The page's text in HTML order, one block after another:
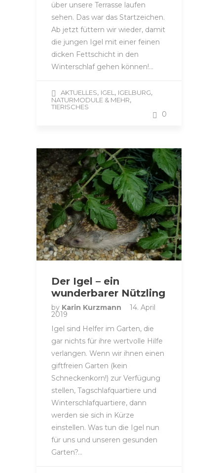
über unsere Terrasse laufen
sehen. Das war das Startzeichen.
Ab jetzt füttern wir wieder, damit
die jungen Igel mit einer feinen
dicken Fettschicht in den
Winterschlaf gehen können!…
AKTUELLES, IGEL, IGELBURG,
NATURMODULE & MEHR,
TIERISCHES
0
Der Igel – ein
wunderbarer Nützling
by Karin Kurzmann 14. April
2019
Igel sind Helfer im Garten, die
gar nichts für ihre wertvolle Hilfe
verlangen. Wenn wir ihnen einen
giftfreien Garten (kein
Schneckenkorn!) zur Verfügung
stellen, Tagschlafquartiere und
Winterschlafquartiere, dann
werden sie sich in Kürze
einstellen. Was tun die Igel nun
für uns und unseren gesunden
Garten?…